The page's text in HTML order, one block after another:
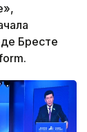
Бресте